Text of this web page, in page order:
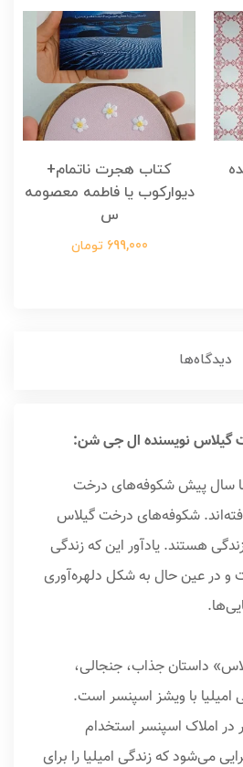
کتاب هجرت ناتمام+
دیوارکوب یا فاطمه معصومه
س
699,000 تومان
دیدگاه‌ها
گیلاس نویسنده ال جی شن:
سال پیش شکوفه‌های درخت
شکوفه‌های درخت گیلاس
هستند. یادآور این که زندگی
و در عین حال به شکل دلهره‌آوری
داستان جذاب، جنجالی،
امیلیا با ویشز اسپنسر است.
در املاک اسپنسر استخدام
می‌شود که زندگی امیلیا را برای